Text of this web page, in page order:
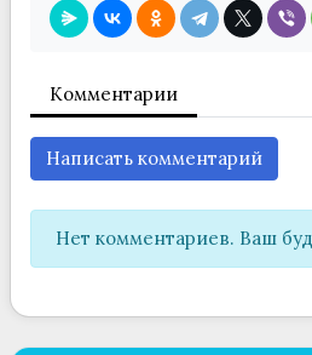
Комментарии
Написать комментарий
Нет комментариев. Ваш